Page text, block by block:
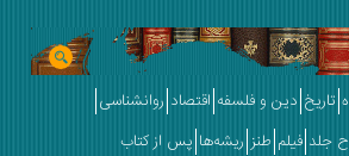
دین و فلسفه اقتصاد روانشناسی
فیلم طنز ریشه‌ها پس از کتاب